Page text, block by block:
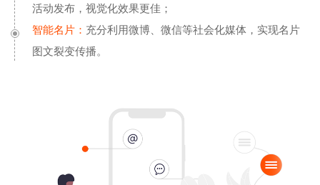
活动发布，视觉化效果更佳；
智能名片： 充分利用微博、微信等社会化媒体，实现名片
图文裂变传播。